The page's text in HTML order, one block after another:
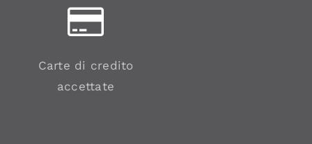
Carte di credito
accettate